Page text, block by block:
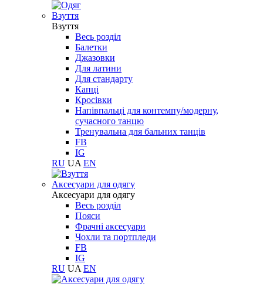
Взуття
Взуття
Весь розділ
Балетки
Джазовки
Для латини
Для стандарту
Капці
Кросівки
Напівпальці для контемпу/модерну,
сучасного танцю
Тренувальна для бальних танців
FB
IG
RU UA EN
Aксесуари для одягу
Aксесуари для одягу
Весь розділ
Пояси
Фрачні аксесуари
Чохли та портпледи
FB
IG
RU UA EN